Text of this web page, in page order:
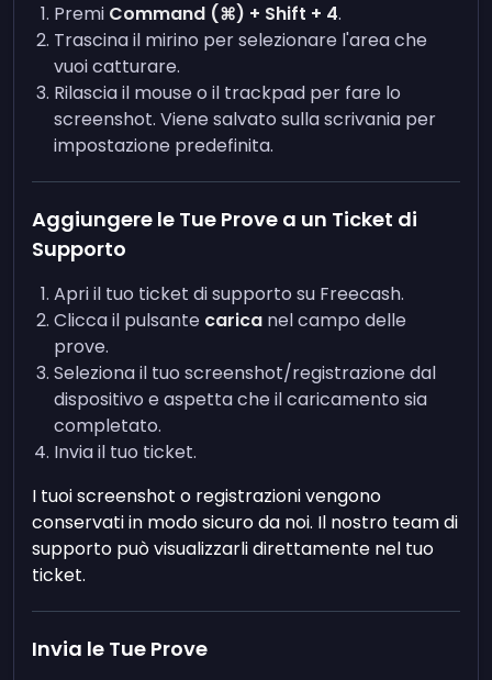
Premi Command (⌘) + Shift + 4.
Trascina il mirino per selezionare l'area che
vuoi catturare.
Rilascia il mouse o il trackpad per fare lo
screenshot. Viene salvato sulla scrivania per
impostazione predefinita.
Aggiungere le Tue Prove a un Ticket di
Supporto
Apri il tuo ticket di supporto su Freecash.
Clicca il pulsante carica nel campo delle
prove.
Seleziona il tuo screenshot/registrazione dal
dispositivo e aspetta che il caricamento sia
completato.
Invia il tuo ticket.
I tuoi screenshot o registrazioni vengono
conservati in modo sicuro da noi. Il nostro team di
supporto può visualizzarli direttamente nel tuo
ticket.
Invia le Tue Prove